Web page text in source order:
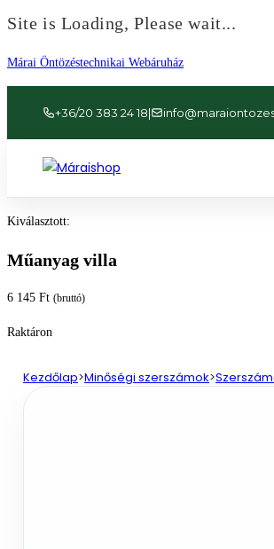
Site is Loading, Please wait...
Ugrás
a
tartalomhoz
Márai Öntözéstechnikai Webáruház
+36/20 383 24 18|
Kiválasztott:
Műanyag villa
6 145 Ft (bruttó)
Raktáron
Kezdőlap>Minőségi szerszámok>